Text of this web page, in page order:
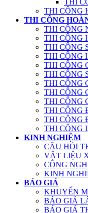
THI
THI CÔNG
THI CÔNG
THI CÔNG
THI CÔNG
THI CÔNG
THI CÔNG
THI CÔNG
THI CÔNG
THI CÔNG
THI CÔNG
THI CÔNG
THI CÔNG
THI CÔNG
THI CÔNG
KINH NGHIỆM
CÂU HỎI
VẬT LIỆU
CÔNG
KINH
BÁO GIÁ
KHUYẾN
BÁO GIÁ
BÁO GIÁ